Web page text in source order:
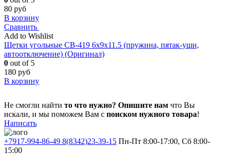
80 руб
В корзину
Сравнить
Add to Wishlist
Щетки угольные CB-419 6x9x11.5 (пружина, пятак-уши,
автоотключение) (Оригинал)
0 out of 5
180 руб
В корзину
Не смогли найти то что нужно? Опишите нам что Вы
искали, и мы поможем Вам с поиском нужного товара!
Написать
+7917-994-86-49 8(8342)23-39-15 Пн-Пт 8:00-17:00, Сб 8:00-
15:00